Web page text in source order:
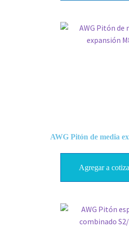
AWG Pitón de media
Agregar a